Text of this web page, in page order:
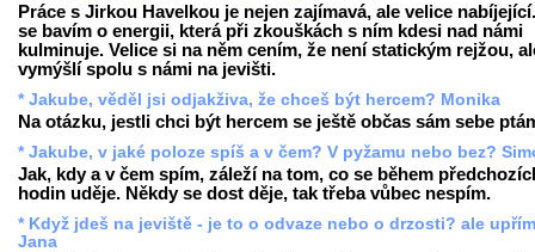
Práce s Jirkou Havelkou je nejen zajímavá, ale velice
se bavím o energii, která při zkouškách s ním kdesi nad námi
kulminuje. Velice si na něm cením, že není statickým rejžou,
vymýšlí spolu s námi na jevišti.
* Jakube, věděl jsi odjakživa, že chceš být hercem? Monika
Na otázku, jestli chci být hercem se ještě občas sám sebe
* Jakube, v jaké poloze spíš a v čem? V pyžamu nebo bez?
Jak, kdy a v čem spím, záleží na tom, co se během
hodin uděje. Někdy se dost děje, tak třeba vůbec nespím.
* Když jdeš na jeviště - je to o odvaze nebo o drzosti? ale
Jana